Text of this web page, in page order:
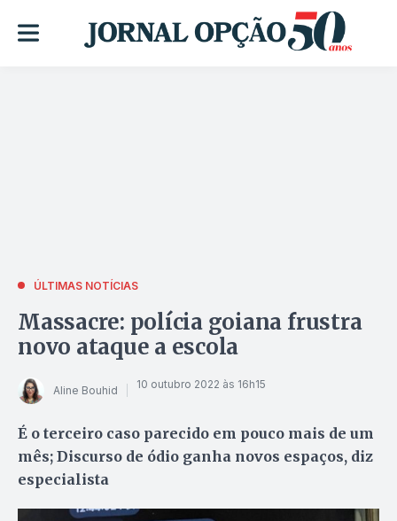
ÚLTIMAS NOTÍCIAS
Massacre: polícia goiana frustra
novo ataque a escola
Aline Bouhid 10 outubro 2022 às 16h15
É o terceiro caso parecido em pouco mais de um
mês; Discurso de ódio ganha novos espaços, diz
especialista